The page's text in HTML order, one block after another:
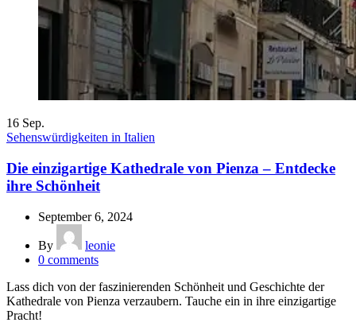
16 Sep.
Sehenswürdigkeiten in Italien
Die einzigartige Kathedrale von Pienza – Entdecke
ihre Schönheit
September 6, 2024
By
leonie
0 comments
Lass dich von der faszinierenden Schönheit und Geschichte der
Kathedrale von Pienza verzaubern. Tauche ein in ihre einzigartige
Pracht!